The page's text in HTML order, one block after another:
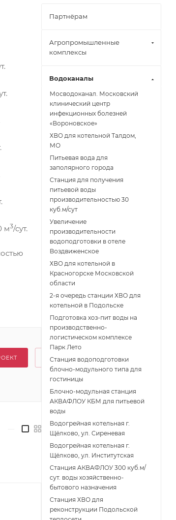
м3/сут.
Партнёрам
Агропромышленные
комплексы
Водоканалы
Мосводоканал. Московский
клинический центр
инфекционных болезней
«Вороновское»
ХВО для котельной Талдом,
МО
Питьевая вода для
заполярного города
Станция для получения
питьевой воды
производительностью 30
куб.м/сут
Увеличение
производительности
водоподготовки в отеле
Воздвиженское
ХВО для котельной в
Красногорске Московской
области
2-я очередь станции ХВО для
котельной в Подольске
Подготовка хоз-пит воды на
производственно-
логистическом комплексе
Парк Лето
Станция водоподготовки
блочно-модульного типа для
гостиницы
Блочно-модульная станция
АКВАФЛОУ КБМ для питьевой
воды
Водогрейная котельная г.
Щёлково, ул. Сиреневая
Водогрейная котельная г.
Щёлково, ул. Институтская
Станция АКВАФЛОУ 300 куб.м/
сут. воды хозяйственно-
бытового назначения
Станция ХВО для
реконструкции Подольской